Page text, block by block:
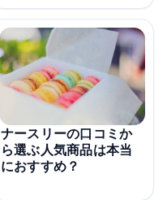
ナースリーの口コミか
ら選ぶ人気商品は本当
におすすめ？